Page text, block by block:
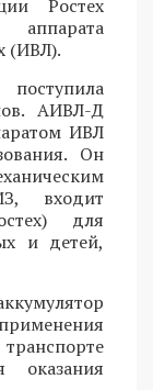
Ростех
(ИВЛ).
АИВЛ-Д
ИВЛ
Он
входит
для
и детей,